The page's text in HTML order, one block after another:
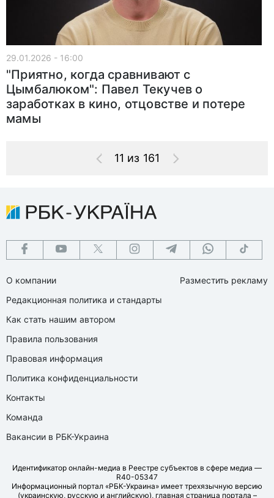
29.01.2026 - 16:00
"Приятно, когда сравнивают с
Цымбалюком": Павел Текучев о
заработках в кино, отцовстве и потере
мамы
11 из 161
О компании
Редакционная политика и стандарты
Как стать нашим автором
Правила пользования
Правовая информация
Политика конфиденциальности
Контакты
Команда
Вакансии в РБК-Украина
Разместить рекламу
Идентификатор онлайн-медиа в Реестре субъектов в сфере медиа —
R40-05347
Информационный портал «РБК-Украина» имеет трехязычную версию
(украинскую, русскую и английскую), главная страница портала –